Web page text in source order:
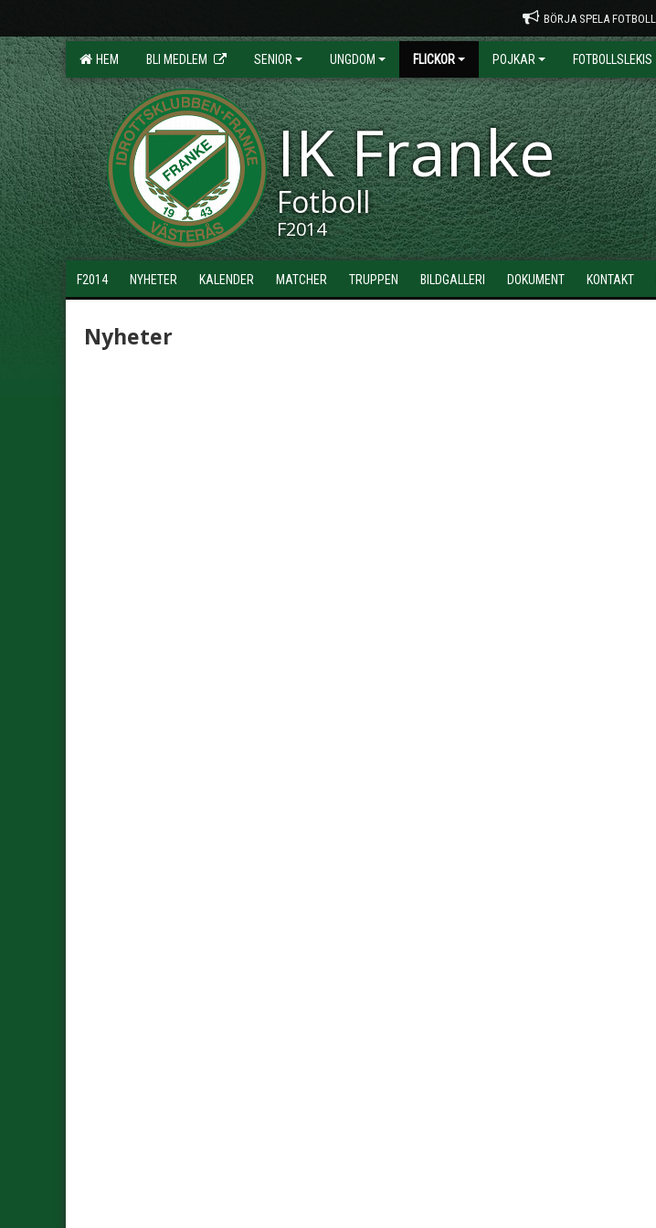
BÖRJA SPELA
HEM BLI MEDLEM SENIOR UNGDOM FLICKOR POJKAR FOTBOLLSLEKIS
IK Franke
Fotboll
F2014
F2014 NYHETER KALENDER MATCHER TRUPPEN BILDGALLERI DOKUMENT KONTAKT
Nyheter